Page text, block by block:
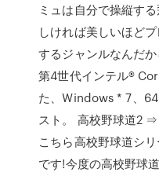
ミュは自分で操縦す
しければ美しいほど
するジャンルなんだ
第4世代インテル®
た、Windows * 7、
スト。 高校野球道2
こちら高校野球道シ
です!今度の高校野球